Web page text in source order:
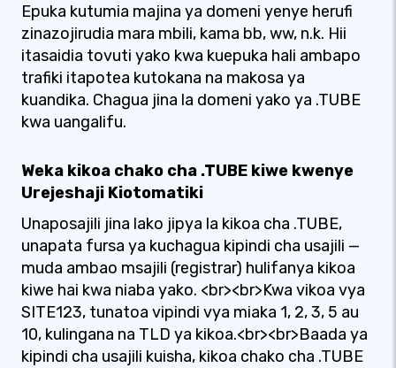
Epuka kutumia majina ya domeni yenye herufi
zinazojirudia mara mbili, kama bb, ww, n.k. Hii
itasaidia tovuti yako kwa kuepuka hali ambapo
trafiki itapotea kutokana na makosa ya
kuandika. Chagua jina la domeni yako ya .TUBE
kwa uangalifu.
Weka kikoa chako cha .TUBE kiwe kwenye
Urejeshaji Kiotomatiki
Unaposajili jina lako jipya la kikoa cha .TUBE,
unapata fursa ya kuchagua kipindi cha usajili —
muda ambao msajili (registrar) hulifanya kikoa
kiwe hai kwa niaba yako. <br><br>Kwa vikoa vya
SITE123, tunatoa vipindi vya miaka 1, 2, 3, 5 au
10, kulingana na TLD ya kikoa.<br><br>Baada ya
kipindi cha usajili kuisha, kikoa chako cha .TUBE